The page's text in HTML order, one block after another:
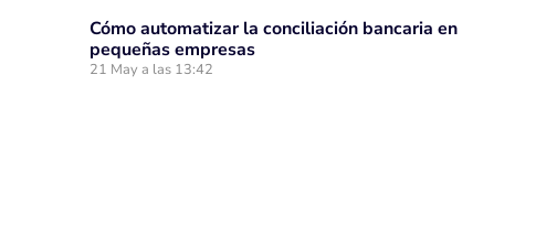
Cómo automatizar la conciliación bancaria en
pequeñas empresas
21 May a las 13:42